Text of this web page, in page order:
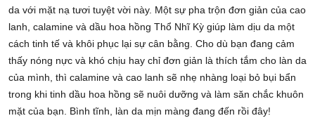
da với mặt nạ tươi tuyệt vời này. Một sự pha trộn đơn giản của cao
lanh, calamine và dầu hoa hồng Thổ Nhĩ Kỳ giúp làm dịu da một
cách tinh tế và khôi phục lại sự cân bằng. Cho dù bạn đang cảm
thấy nóng nực và khó chịu hay chỉ đơn giản là thích tắm cho làn da
của mình, thì calamine và cao lanh sẽ nhẹ nhàng loại bỏ bụi bẩn
trong khi tinh dầu hoa hồng sẽ nuôi dưỡng và làm săn chắc khuôn
mặt của bạn. Bình tĩnh, làn da mịn màng đang đến rồi đây!